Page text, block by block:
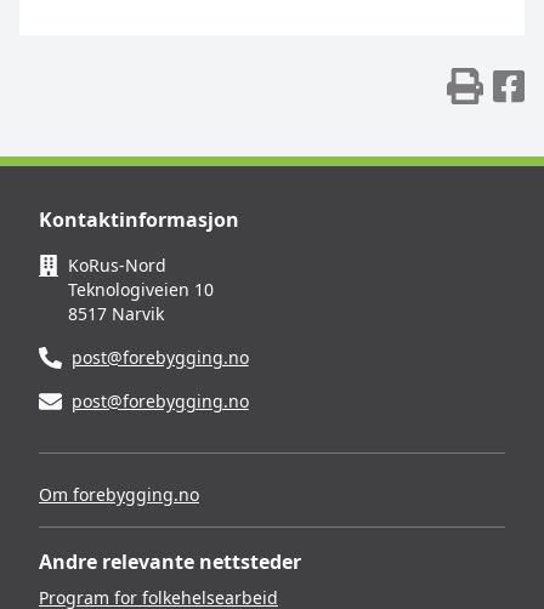
Kontaktinformasjon
KoRus-Nord
Teknologiveien 10
8517 Narvik
post@forebygging.no
post@forebygging.no
Om forebygging.no
Andre relevante nettsteder
Program for folkehelsearbeid